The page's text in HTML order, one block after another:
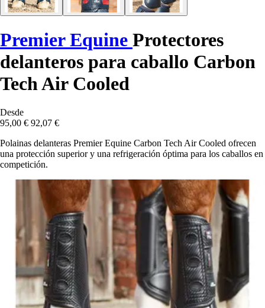
Premier Equine Protectores
delanteros para caballo Carbon
Tech Air Cooled
Desde
95,00 € 92,07 €
Polainas delanteras Premier Equine Carbon Tech Air Cooled ofrecen
una protección superior y una refrigeración óptima para los caballos en
competición.